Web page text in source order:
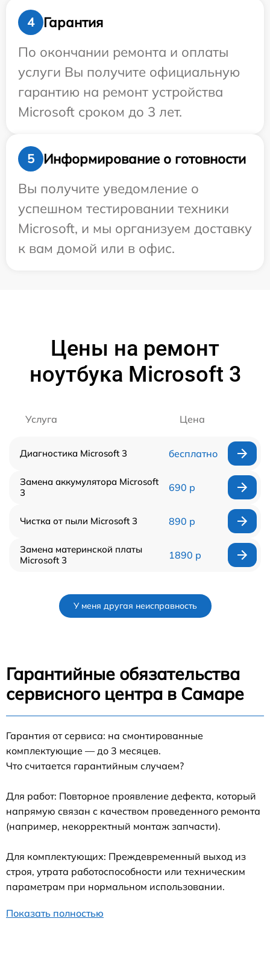
4
Гарантия
По окончании ремонта и оплаты
услуги Вы получите официальную
гарантию на ремонт устройства
Microsoft сроком до 3 лет.
5
Информирование о готовности
Вы получите уведомление о
успешном тестировании техники
Microsoft, и мы организуем доставку
к вам домой или в офис.
Цены на ремонт
ноутбука Microsoft 3
Услуга Цена
Диагностика Microsoft 3 бесплатно
Замена аккумулятора Microsoft
3
690 р
Чистка от пыли Microsoft 3 890 р
Замена материнской платы
Microsoft 3
1890 р
У меня другая неисправность
Гарантийные обязательства
сервисного центра в Самаре
Гарантия от сервиса: на смонтированные
комплектующие — до 3 месяцев.
Что считается гарантийным случаем?
Для работ: Повторное проявление дефекта, который
напрямую связан с качеством проведенного ремонта
(например, некорректный монтаж запчасти).
Для комплектующих: Преждевременный выход из
строя, утрата работоспособности или техническим
параметрам при нормальном использовании.
Показать полностью